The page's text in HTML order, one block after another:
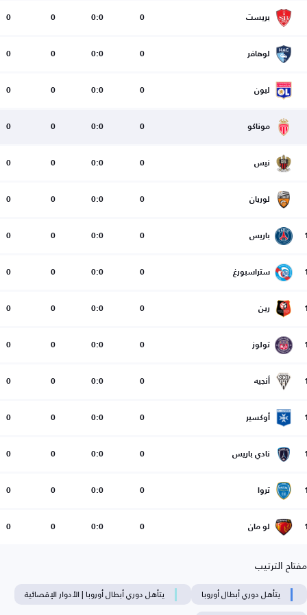
بريست 0
0:0
0
0
لوهافر 0
0:0
0
0
ليون 0
0:0
0
0
موناكو 0
0:0
0
0
نيس 0
0:0
0
0
لوريان 0
0:0
0
0
باريس 0
0:0
0
0
ستراسبورغ 0
0:0
0
0
رين 0
0:0
0
0
تولوز 0
0:0
0
0
أنجيه 0
0:0
0
0
أوكسير 0
0:0
0
0
نادي باريس 0
0:0
0
0
تروا 0
0:0
0
0
لو مان 0
0:0
0
0
مفتاح الترتيب
يتأهل دوري أبطال أوروبا
يتأهل دوري أبطال أوروبا | الأدوار الإقصائية